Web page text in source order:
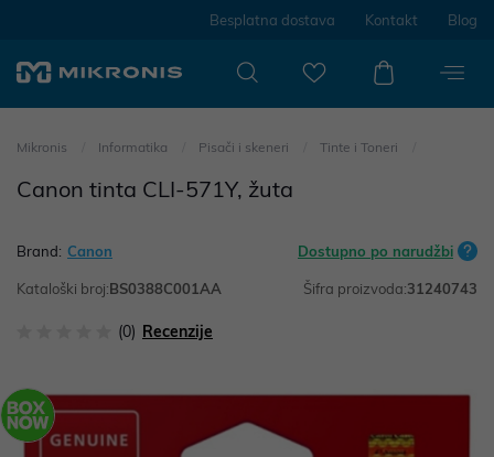
Besplatna dostava Kontakt Blog
Mikronis Informatika Pisači i skeneri Tinte i Toneri
Canon tinta CLI-571Y, žuta
Brand: Canon Dostupno po narudžbi
Kataloški broj:BS0388C001AA Šifra proizvoda:31240743
(0) Recenzije